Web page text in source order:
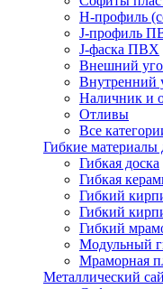
H-профиль
J-профиль
J-фаска ПВХ
Внешний
Внутренний
Наличник и
Отливы
Все
Гибкие материалы
Гибкая доска
Гибкая
Гибкий
Гибкий
Гибкий
Модульный
Мраморная
Металлический